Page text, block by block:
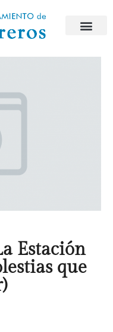
Estación
que